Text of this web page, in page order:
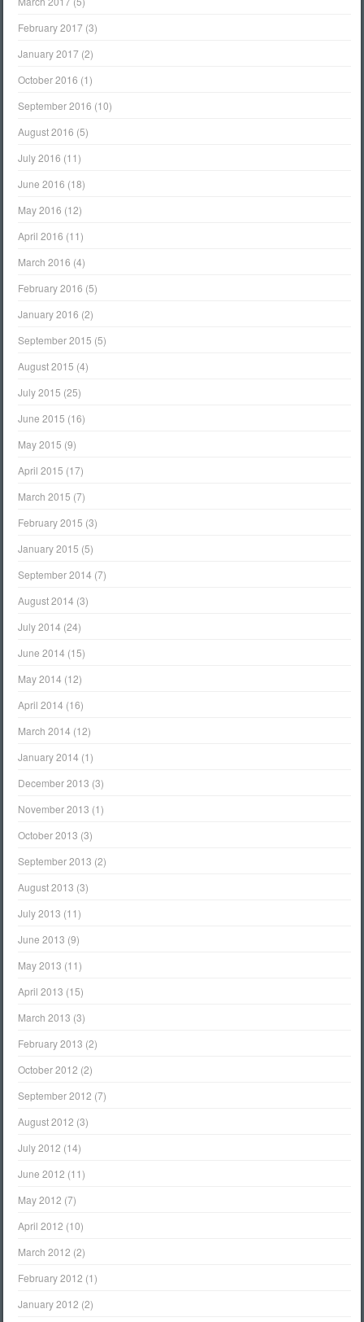
February 2017(3)
January 2017(2)
October 2016 (1)
September 2016 (10)
August 2016 (5)
July 2016 (11)
June 2016 (18)
May 2016 (12)
April 2016 (11)
March 2016 (4)
February 2016 (5)
January 2016 (2)
September 2015 (5)
August 2015 (4)
July 2015 (25)
June 2015 (16)
May 2015 (9)
April 2015 (17)
March 2015 (7)
February 2015 (3)
January 2015 (5)
September 2014 (7)
August 2014 (3)
July 2014 (24)
June 2014 (15)
May 2014 (12)
April 2014 (16)
March 2014 (12)
January 2014 (1)
December 2013 (3)
November 2013 (1)
October 2013 (3)
September 2013 (2)
August 2013 (3)
July 2013 (11)
June 2013 (9)
May 2013 (11)
April 2013 (15)
March 2013 (3)
February 2013 (2)
October 2012 (2)
September 2012 (7)
August 2012 (3)
July 2012 (14)
June 2012 (11)
May 2012 (7)
April 2012 (10)
March 2012 (2)
February 2012 (1)
January 2012 (2)